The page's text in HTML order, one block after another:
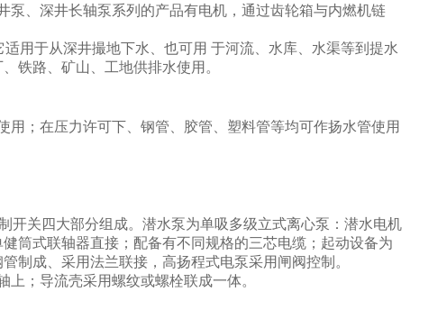
泵、深井长轴泵系列的产品有电机，通过齿轮箱与内燃机链
用于从深井撮地下水、也可用 于河流、水库、水渠等到提水
铁路、矿山、工地供排水使用。
；在压力许可下、钢管、胶管、塑料管等均可作扬水管使用
开关四大部分组成。潜水泵为单吸多级立式离心泵：潜水电机
筒式联轴器直接；配备有不同规格的三芯电缆；起动设备为
制成、采用法兰联接，高扬程式电泵采用闸阀控制。
；导流壳采用螺纹或螺栓联成一体。